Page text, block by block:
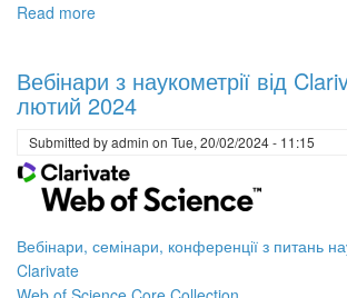
Read more
наукометрії
від
Clarivate
березень
2024
Вебінари з наукометрії від
лютий 2024
Submitted byadmin on Tue, 20/02/2024 - 11:15
Вебінари, семінари, конференції з питань
Clarivate